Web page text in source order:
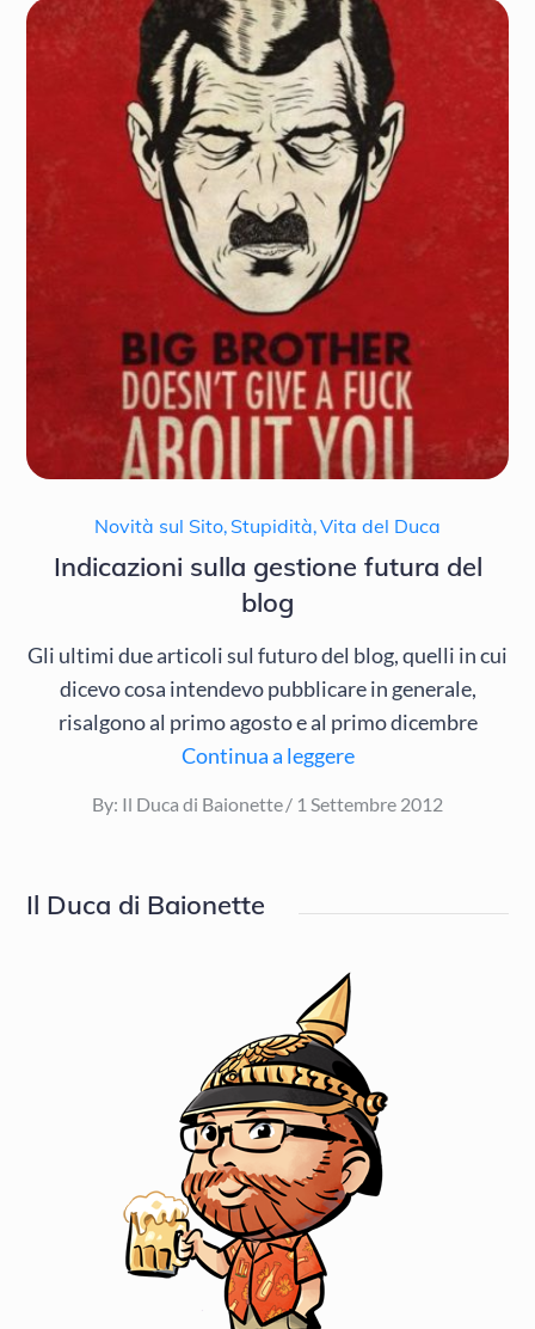
Novità sul Sito, Stupidità,Vita del Duca
Indicazioni sulla gestione futura del
blog
Gli ultimi due articoli sul futuro del blog, quelli in cui
dicevo cosa intendevo pubblicare in generale,
risalgono al primo agosto e al primo dicembre
Continua a leggere
By: Il Duca di Baionette
Posted
1 Settembre 2012
Il Duca di Baionette